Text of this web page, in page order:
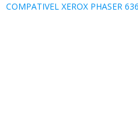
COMPATIVEL XEROX PHASER